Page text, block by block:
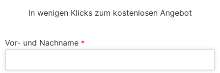
In wenigen Klicks zum kostenlosen Angebot
Vor- und Nachname *